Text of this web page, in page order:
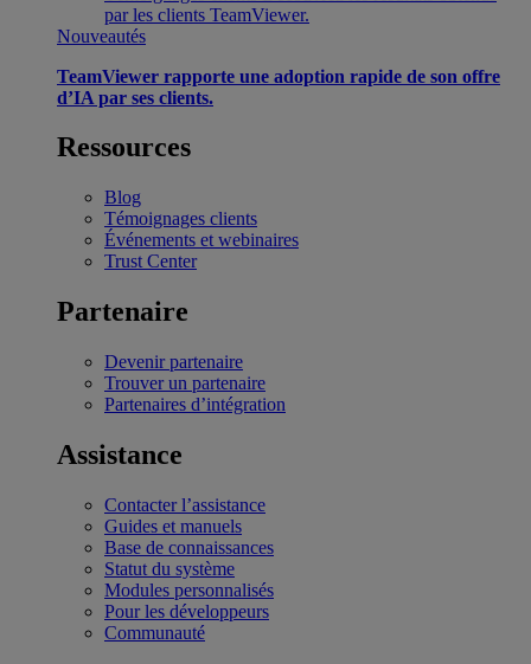
par les clients TeamViewer.
Nouveautés
TeamViewer rapporte une adoption rapide de son offre
d’IA par ses clients.
Ressources
Blog
Témoignages clients
Événements et webinaires
Trust Center
Partenaire
Devenir partenaire
Trouver un partenaire
Partenaires d’intégration
Assistance
Contacter l’assistance
Guides et manuels
Base de connaissances
Statut du système
Modules personnalisés
Pour les développeurs
Communauté